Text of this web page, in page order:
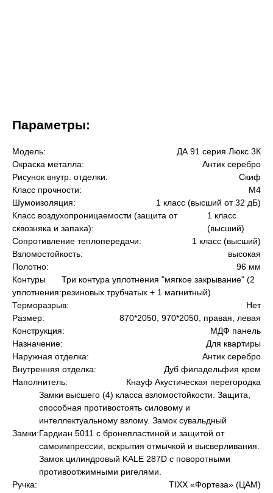
Параметры:
Модель:
ДА 91 серия Люкс 3К
Окраска металла:
Антик серебро
Рисунок внутр. отделки:
Скиф
Класс прочности:
М4
Шумоизоляция:
1 класс (высший от 32 дБ)
Класс воздухопроницаемости (защита от
сквозняка и запаха):
1 класс
(высший)
Сопротивление теплопередачи:
1 класс (высший)
Взломостойкость:
высокая
Полотно:
96 мм
Контуры
уплотнения:
Три контура уплотнения "мягкое закрывание" (2
резиновых трубчатых + 1 магнитный)
Терморазрыв:
Нет
Размер:
870*2050, 970*2050, правая, левая
Конструкция:
МДФ панель
Назначение:
Для квартиры
Наружная отделка:
Антик серебро
Внутренняя отделка:
Дуб филадельфия крем
Наполнитель:
Кнауф Акустическая перегородка
Замки:
Замки высшего (4) класса взломостойкости. Защита,
способная противостоять силовому и
интеллектуальному взлому. Замок сувальдный
Гардиан 5011 с бронепластиной и защитой от
самоимпрессии, вскрытия отмычкой и высверливания.
Замок цилиндровый KALE 287D с поворотными
противоотжимными ригелями.
Ручка:
TIXX «Фортеза» (ЦАМ)